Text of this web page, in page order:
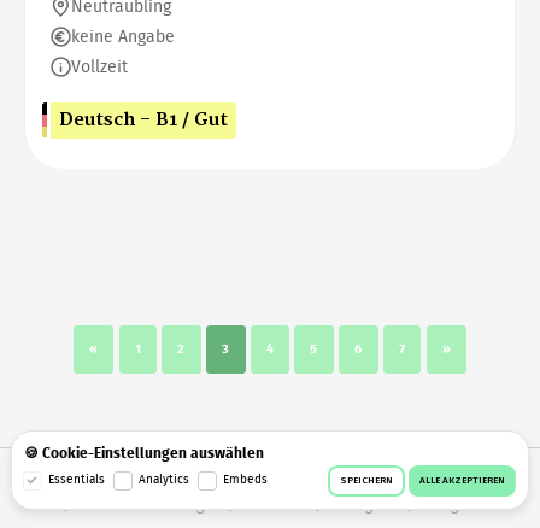
Neutraubling
keine Angabe
Vollzeit
Deutsch - B1 / Gut
« 1 2 3 4 5 6 7 »
© 2026 Workeer Datenschutz AGB
Impressum
Cookie-Einstellungen
Facebook Instagram Telegram
🍪 Cookie-Einstellungen auswählen
Essentials Analytics Embeds SPEICHERN ALLE AKZEPTIEREN